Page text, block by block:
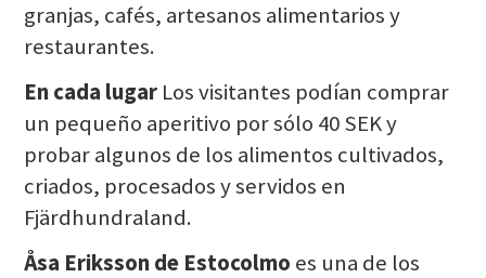
granjas, cafés, artesanos alimentarios y
restaurantes.
En cada lugar Los visitantes podían comprar
un pequeño aperitivo por sólo 40 SEK y
probar algunos de los alimentos cultivados,
criados, procesados y servidos en
Fjärdhundraland.
Åsa Eriksson de Estocolmo es una de los